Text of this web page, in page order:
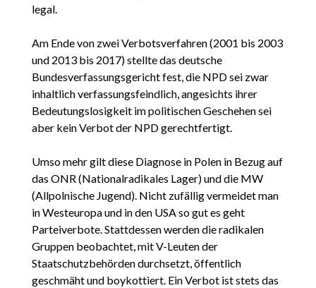
legal.
Am Ende von zwei Verbotsverfahren (2001 bis 2003
und 2013 bis 2017) stellte das deutsche
Bundesverfassungsgericht fest, die NPD sei zwar
inhaltlich verfassungsfeindlich, angesichts ihrer
Bedeutungslosigkeit im politischen Geschehen sei
aber kein Verbot der NPD gerechtfertigt.
Umso mehr gilt diese Diagnose in Polen in Bezug auf
das ONR (Nationalradikales Lager) und die MW
(Allpolnische Jugend). Nicht zufällig vermeidet man
in Westeuropa und in den USA so gut es geht
Parteiverbote. Stattdessen werden die radikalen
Gruppen beobachtet, mit V-Leuten der
Staatschutzbehörden durchsetzt, öffentlich
geschmäht und boykottiert. Ein Verbot ist stets das